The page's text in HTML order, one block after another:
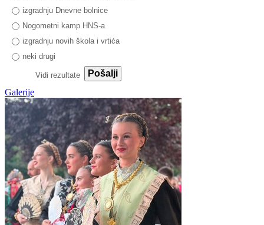
izgradnju Dnevne bolnice
Nogometni kamp HNS-a
izgradnju novih škola i vrtića
neki drugi
Vidi rezultate
Pošalji
Galerije